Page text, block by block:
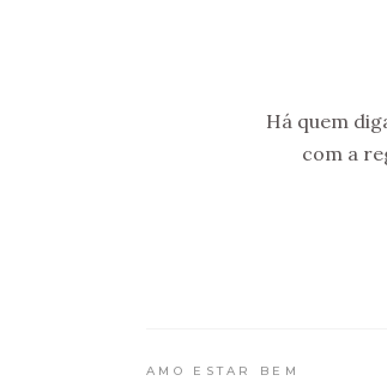
Há quem
com a
AMO ESTAR BEM